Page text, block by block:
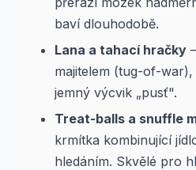
baví dlouhodobě.
Lana a tahací hračky
majitelem (tug-of-
jemný výcvik „pusť".
Treat-balls a snuffle
krmítka kombinující
hledáním. Skvělé pro